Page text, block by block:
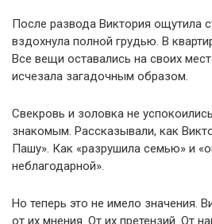
После развода Виктория ощутила
вздохнула полной грудью. В
Все вещи оставались на своих
исчезала загадочным образом.
Свекровь и золовка не
знакомым. Рассказывали, как
Пашу». Как «разрушила семью» и
неблагодарной».
Но теперь это не имело значения.
от их мнения. От их претензий. От